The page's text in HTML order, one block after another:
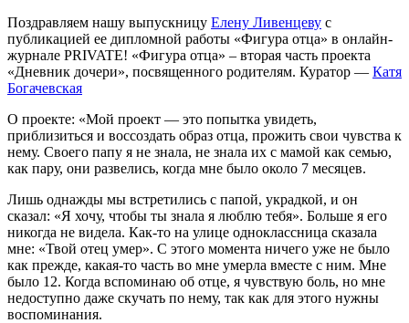
Поздравляем нашу выпускницу Елену Ливенцеву с
публикацией ее дипломной работы «Фигура отца» в онлайн-
журнале PRIVATE! «Фигура отца» – вторая часть проекта
«Дневник дочери», посвященного родителям. Куратор — Катя
Богачевская
О проекте: «Мой проект — это попытка увидеть,
приблизиться и воссоздать образ отца, прожить свои чувства к
нему. Своего папу я не знала, не знала их с мамой как семью,
как пару, они развелись, когда мне было около 7 месяцев.
Лишь однажды мы встретились с папой, украдкой, и он
сказал: «Я хочу, чтобы ты знала я люблю тебя». Больше я его
никогда не видела. Как-то на улице одноклассница сказала
мне: «Твой отец умер». С этого момента ничего уже не было
как прежде, какая-то часть во мне умерла вместе с ним. Мне
было 12. Когда вспоминаю об отце, я чувствую боль, но мне
недоступно даже скучать по нему, так как для этого нужны
воспоминания.